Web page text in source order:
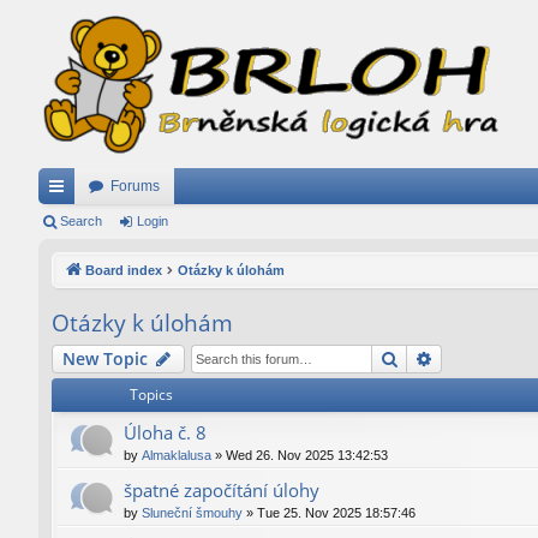
ui
ks
Forums
Search Login
Board index Otázky k úlohám
Otázky k úlohám
New Topic Search
Topics
Úloha č. 8
by Almaklalusa » Wed 26. Nov 2025 13:42:53
špatné započítání úlohy
by Sluneční šmouhy » Tue 25. Nov 2025 18:57:46